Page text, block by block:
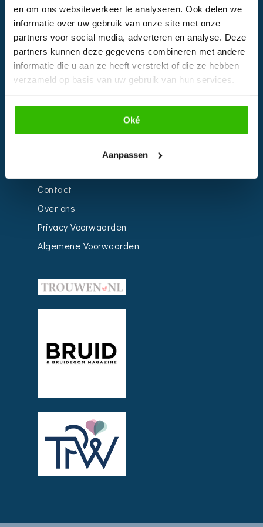
en om ons websiteverkeer te analyseren. Ook delen we
informatie over uw gebruik van onze site met onze
partners voor social media, adverteren en analyse. Deze
partners kunnen deze gegevens combineren met andere
informatie die u aan ze heeft verstrekt of die ze hebben
verzameld op basis van uw gebruik van hun services.
Oké
Aanpassen
EVENTS
Kalender
Bedrijven
Impressie
Weddingplanner
Contact
Over ons
Privacy Voorwaarden
Algemene Voorwaarden